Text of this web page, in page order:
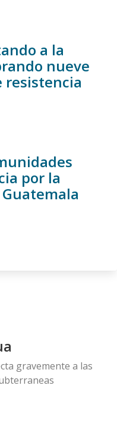
a la
nueve
resistencia
por la
gravemente a las